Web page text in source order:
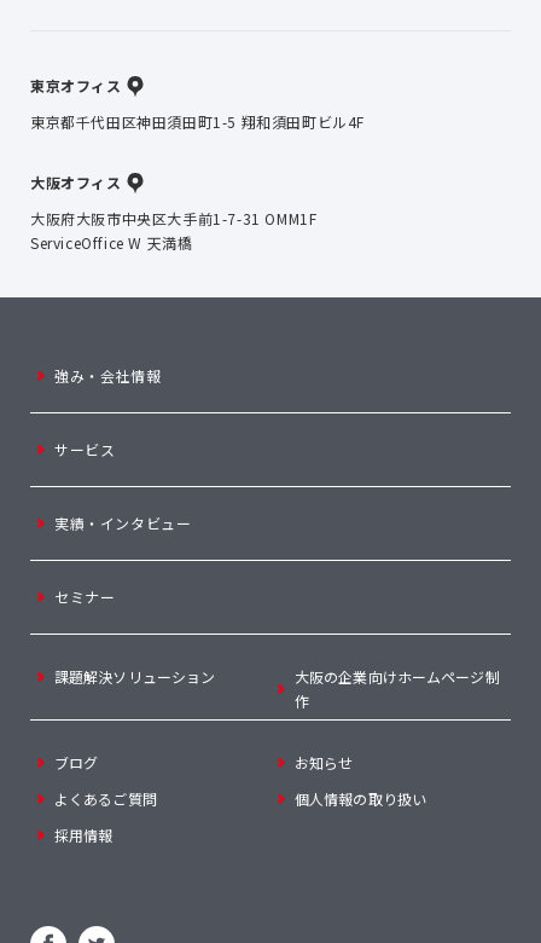
東京オフィス
東京都千代田区神田須田町1-5 翔和須田町ビル4F
大阪オフィス
大阪府大阪市中央区大手前1-7-31 OMM1F
ServiceOffice W 天満橋
強み・会社情報
サービス
実績・インタビュー
セミナー
課題解決ソリューション
大阪の企業向けホームページ制
作
ブログ
お知らせ
よくあるご質問
個人情報の取り扱い
採用情報